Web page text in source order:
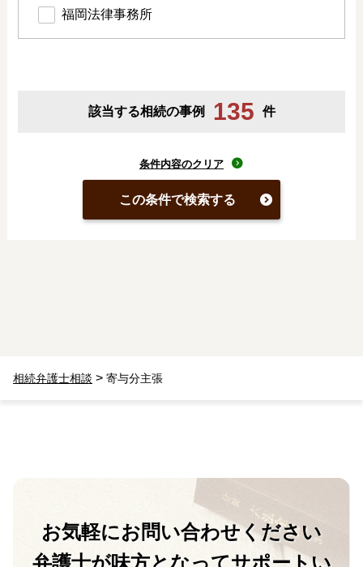
福岡法律事務所
該当する相続の事例 135 件
条件内容のクリア
この条件で検索する
相続弁護士相談 > 寄与分主張
お気軽にお問い合わせください